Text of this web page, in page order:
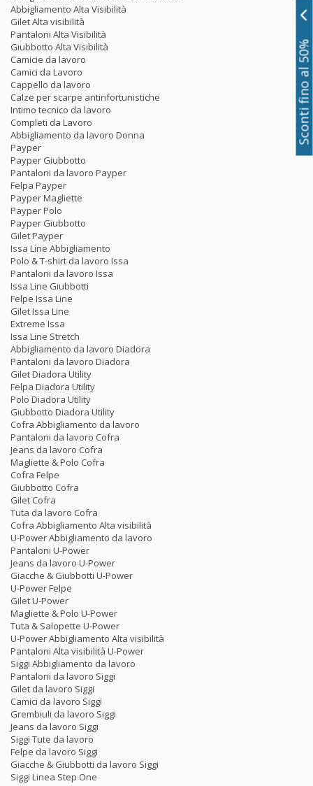
Abbigliamento Alta Visibilità
Gilet Alta visibilità
Pantaloni Alta Visibilità
Giubbotto Alta Visibilità
Camicie da lavoro
Camici da Lavoro
Cappello da lavoro
Calze per scarpe antinfortunistiche
Intimo tecnico da lavoro
Completi da Lavoro
Abbigliamento da lavoro Donna
Payper
Payper Giubbotto
Pantaloni da lavoro Payper
Felpa Payper
Payper Magliette
Payper Polo
Payper Giubbotto
Gilet Payper
Issa Line Abbigliamento
Polo & T-shirt da lavoro Issa
Pantaloni da lavoro Issa
Issa Line Giubbotti
Felpe Issa Line
Gilet Issa Line
Extreme Issa
Issa Line Stretch
Abbigliamento da lavoro Diadora
Pantaloni da lavoro Diadora
Gilet Diadora Utility
Felpa Diadora Utility
Polo Diadora Utility
Giubbotto Diadora Utility
Cofra Abbigliamento da lavoro
Pantaloni da lavoro Cofra
Jeans da lavoro Cofra
Magliette & Polo Cofra
Cofra Felpe
Giubbotto Cofra
Gilet Cofra
Tuta da lavoro Cofra
Cofra Abbigliamento Alta visibilità
U-Power Abbigliamento da lavoro
Pantaloni U-Power
Jeans da lavoro U-Power
Giacche & Giubbotti U-Power
U-Power Felpe
Gilet U-Power
Magliette & Polo U-Power
Tuta & Salopette U-Power
U-Power Abbigliamento Alta visibilità
Pantaloni Alta visibilità U-Power
Siggi Abbigliamento da lavoro
Pantaloni da lavoro Siggi
Gilet da lavoro Siggi
Camici da lavoro Siggi
Grembiuli da lavoro Siggi
Jeans da lavoro Siggi
Siggi Tute da lavoro
Felpe da lavoro Siggi
Giacche & Giubbotti da lavoro Siggi
Siggi Linea Step One
Sconti fino al 50%